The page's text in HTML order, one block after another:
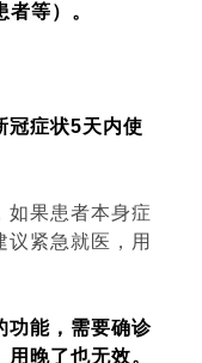
等）。
冠症状5天内使
如果患者本身症
紧急就医，用
功能，需要确诊
晚了也无效。